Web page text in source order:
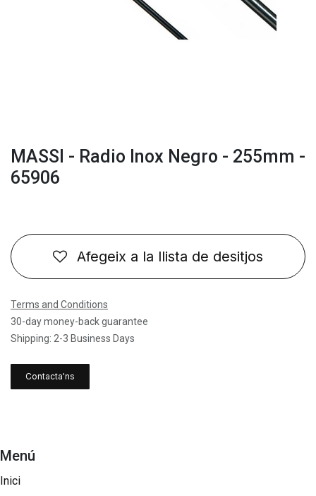
MASSI - Radio Inox Negro - 255mm -
65906
Afegeix a la llista de desitjos
Terms and Conditions
30-day money-back guarantee
Shipping: 2-3 Business Days
Contacta'ns
Menú
Inici